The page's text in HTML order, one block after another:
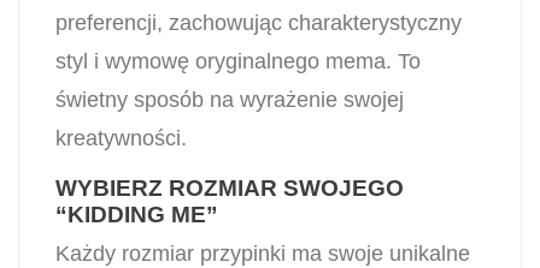
preferencji, zachowując charakterystyczny
styl i wymowę oryginalnego mema. To
świetny sposób na wyrażenie swojej
kreatywności.
WYBIERZ ROZMIAR SWOJEGO
“KIDDING ME”
Każdy rozmiar przypinki ma swoje unikalne